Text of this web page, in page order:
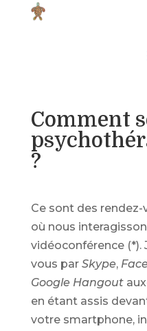
Comment
?
Ce sont des
où nous
vidéoconférence (*).
vous par Skype,
Google Hangout
en étant assis
votre smartphone,